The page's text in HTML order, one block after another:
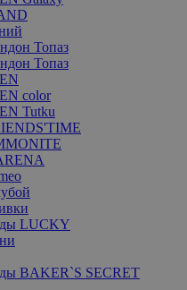
Топаз
Топаз
color
Tutku
LUCKY
BAKER`S SECRET